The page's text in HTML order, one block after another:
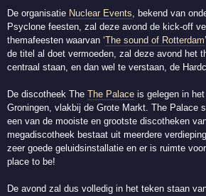
De organisatie Nuclear Events, bekend van
Psyclone feesten, zal deze avond de kick-off
themafeesten waarvan ‘The sound of Rotterdam
de titel al doet vermoeden, zal deze avond het
centraal staan, en dan wel te verstaan, de
De discotheek TheThe Palace is gelegen in
Groningen, vlakbij de Grote Markt. The Palace
een van de mooiste en grootste discotheken
megadiscotheek bestaat uit meerdere
zeer goede geluidsinstallatie en er is ruimte
place to be!
De avond zal dus volledig in het teken staan